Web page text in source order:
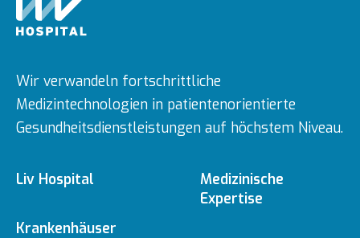
Wir verwandeln fortschrittliche
Medizintechnologien in patientenorientierte
Gesundheitsdienstleistungen auf höchstem Niveau.
Liv Hospital
Krankenhäuser
Medizinische
Expertise